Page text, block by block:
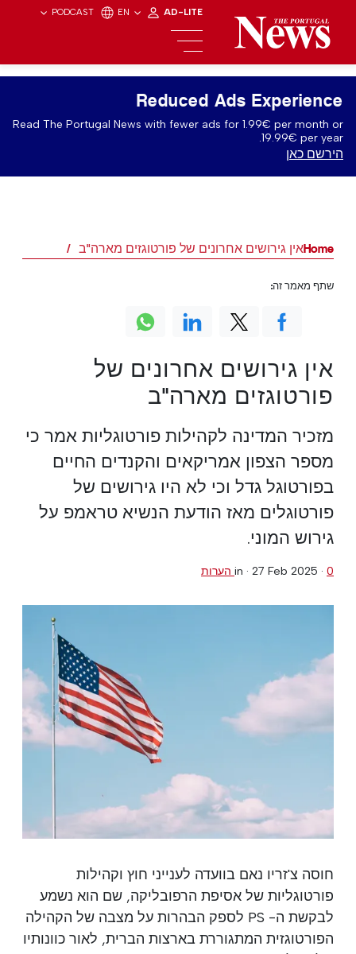
PODCAST EN AD-LITE
Reduced Ads Experience
Read The Portugal News with fewer ads for 1.99€ per month or
19.99€ per year.
הירשם כאן
Homeאין גירושים אחרונים של פורטוגזים מארה"ב
אין גירושים אחרונים של
פורטוגזים מארה"ב
מזכיר המדינה לקהילות פורטוגליות אמר כי
מספר הצפון אמריקאים והקנדים החיים
בפורטוגל גדל וכי לא היו גירושים של
פורטוגלים מאז הודעת הנשיא טראמפ על
גירוש המוני.
in · 27 Feb 2025 · 0 הערות
חוסה צ'זריו נאם בוועדה לענייני חוץ וקהילות
פורטוגליות של אסיפת הרפובליקה, שם הוא נשמע
לבקשת ה- PS לספק הבהרות על מצבה של הקהילה
הפורטוגזית המתגוררת בארצות הברית, לאור כוונותיו
שתף מאמר זה: